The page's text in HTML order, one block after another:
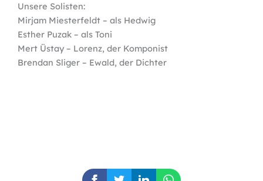
Unsere Solisten:
Mirjam Miesterfeldt – als Hedwig
Esther Puzak – als Toni
Mert Üstay – Lorenz, der Komponist
Brendan Sliger – Ewald, der Dichter